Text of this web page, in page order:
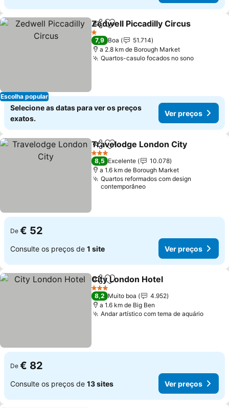
Escolha popular
PartilharAdicionar aos favoritos
Zedwell Piccadilly Circus
1 Estrelas
7,9 Boa
51.714
a 2.8 km de Borough Market
Quartos-casulo focados no sonoVer
Selecione as datas para ver os preços
exatos.
Ver preços
PartilharAdicionar aos favoritos
Travelodge London City
3 Estrelas
8,5 Excelente
10.078
a 1.6 km de Borough Market
Quartos reformados com design
contemporâneo
De € 52
Consulte os preços de 1 site Ver preços
PartilharAdicionar aos favoritos
City London Hotel
3 Estrelas
8,2 Muito boa
4.952
a 1.6 km de Big Ben
Andar artístico com tema de aquárioVer
De € 82
Consulte os preços de 13 sites Ver preços